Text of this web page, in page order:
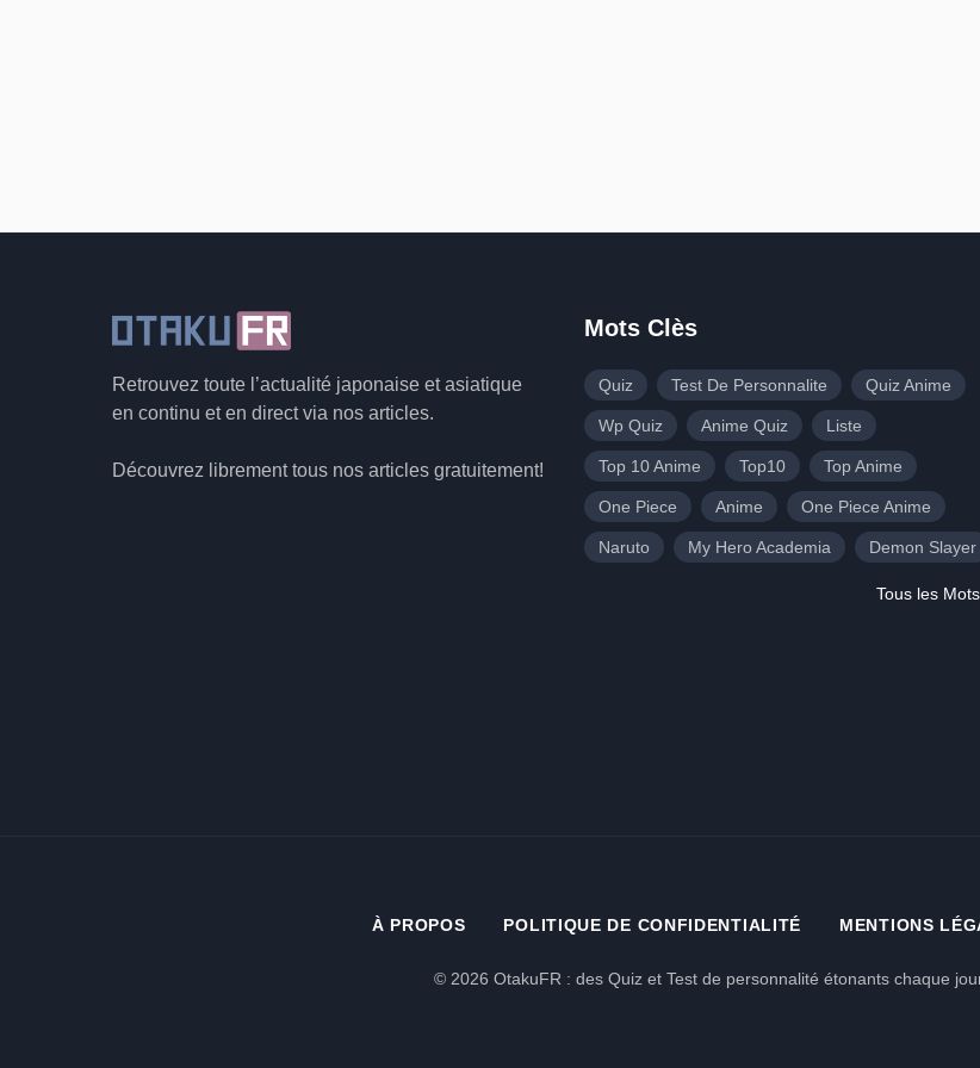
Retrouvez toute l’actualité japonaise et asiatique
en continu et en direct via nos articles.
Découvrez librement tous nos articles gratuitement!
Mots Clès
Quiz Test De Personnalite Quiz Anime
Wp Quiz Anime Quiz Liste
Top 10 Anime Top10 Top Anime
One Piece Anime One Piece Anime
Naruto My Hero Academia Demon Slayer
Tous les
À PROPOS POLITIQUE DE CONFIDENTIALITÉ MENTIONS
© 2026 OtakuFR : des Quiz et Test de personnalité étonants chaque